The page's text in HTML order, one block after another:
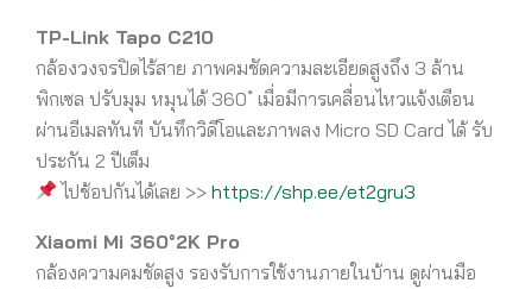
TP-Link Tapo C210
กล้องวงจรปิดไร้สาย ภาพคมชัดความละเอียดสูงถึง 3 ล้าน
พิกเซล ปรับมุม หมุนได้ 360 ํ เมื่อมีการเคลื่อนไหวแจ้งเตือน
ผ่านอีเมลทันที บันทึกวิดีโอและภาพลง Micro SD Card ได้ รับ
ประกัน 2 ปีเต็ม
ไปช้อปกันได้เลย >>https://shp.ee/et2gru3
Xiaomi Mi 360°2K Pro
กล้องความคมชัดสูง รองรับการใช้งานภายในบ้าน ดูผ่านมือ